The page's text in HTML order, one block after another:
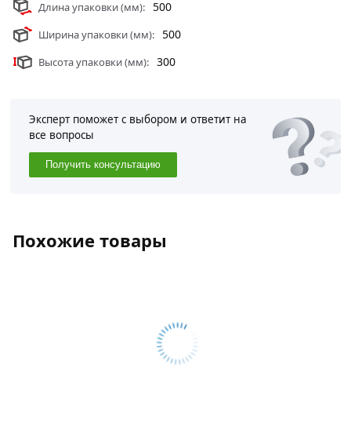
Длина упаковки (мм): 500
Ширина упаковки (мм): 500
Высота упаковки (мм): 300
Эксперт поможет с выбором и ответит на
все вопросы
Получить консультацию
Похожие товары